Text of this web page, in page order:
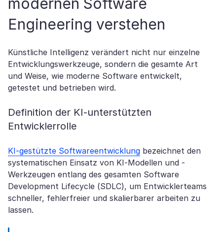
Engineering verstehen
Künstliche Intelligenz verändert nicht nur einzelne
Entwicklungswerkzeuge, sondern die gesamte Art
und Weise, wie moderne Software entwickelt,
getestet und betrieben wird.
Definition der KI-unterstützten
Entwicklerrolle
KI-gestützte Softwareentwicklung bezeichnet den
systematischen Einsatz von KI-Modellen und -
Werkzeugen entlang des gesamten Software
Development Lifecycle (SDLC), um Entwicklerteams
schneller, fehlerfreier und skalierbarer arbeiten zu
lassen.